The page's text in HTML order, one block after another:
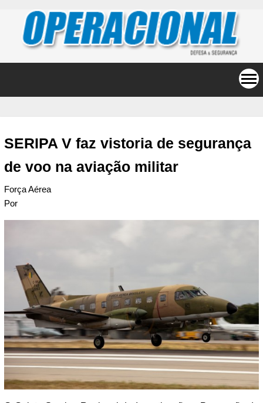
SERIPA V faz vistoria de segurança
de voo na aviação militar
Força Aérea
Por